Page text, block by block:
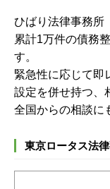
ひばり法律事務所
累計1万件の債務
す。
緊急性に応じて即
設定を併せ持つ、
全国からの相談に
東京ロータス法